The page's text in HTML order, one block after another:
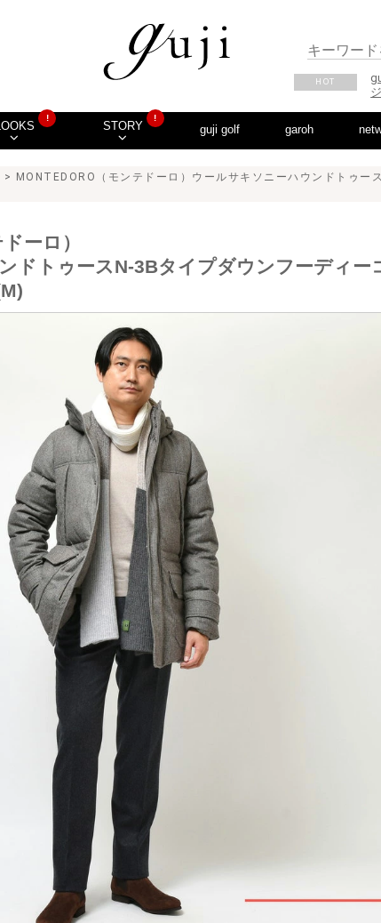
HOT
LOOKS
!
STORY
!
guji golf garoh
> MONTEDORO（モンテドーロ）ウールサキソニーハウンドトゥー